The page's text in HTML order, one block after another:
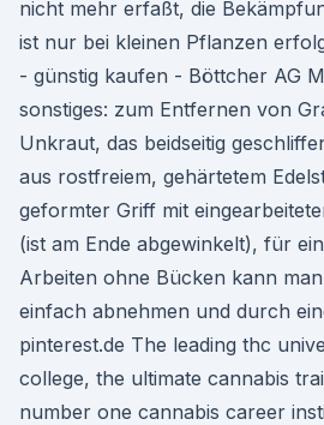
nicht mehr erfaßt, die
ist nur bei kleinen Pflanzen
- günstig kaufen - Böttcher AG
sonstiges: zum Entfernen von
Unkraut, das beidseitig
aus rostfreiem, gehärtetem
geformter Griff mit
(ist am Ende abgewinkelt), für
Arbeiten ohne Bücken kann
einfach abnehmen und durch
pinterest.de The leading thc
college, the ultimate cannabis
number one cannabis career